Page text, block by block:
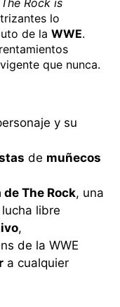
lo
de la WWE.
que nunca.
y su
de muñecos
The Rock, una
libre
,
de la WWE
a cualquier